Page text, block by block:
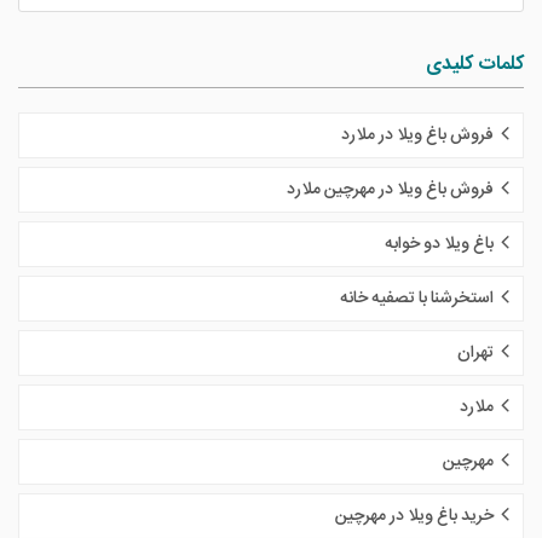
کلمات کلیدی
فروش باغ ویلا در ملارد
فروش باغ ویلا در مهرچین ملارد
باغ ویلا دو خوابه
استخرشنا با تصفیه خانه
تهران
ملارد
مهرچین
خرید باغ ویلا در مهرچین